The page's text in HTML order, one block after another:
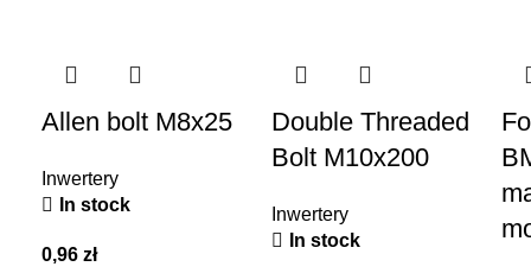
Allen bolt M8x25
Inwertery
In stock
0,96 zł
Double Threaded
Bolt M10x200
Inwertery
In stock